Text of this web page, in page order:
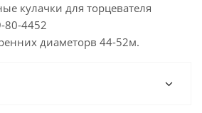
кулачки для торцевателя
80-4452
диаметорв 44-52м.